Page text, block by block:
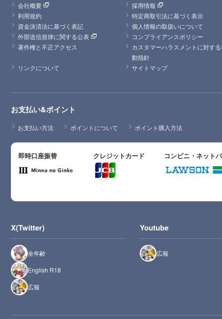
会社概要
採用情報
利用規約
特定商取引法に基づく表示
資金決済法に基づく表記
個人情報の取扱いについて
外部送信規律に関する公表
コンプライアンスポリシー
著作権と不正アクセス
カスタマーハラスメントに対す
動指針
リンクについて
サイトマップ
お支払い&ポイント
お支払い方法 ポイントについて ポイント購入方法
即時口座振替 クレジットカード コンビニ・ネット
X(Twitter)
全年齢
English R18
広報
Youtube
広報